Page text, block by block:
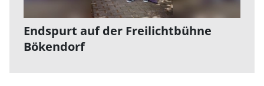
Endspurt auf der Freilichtbühne
Bökendorf